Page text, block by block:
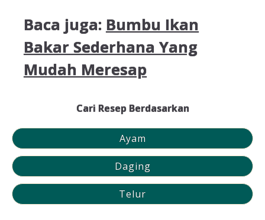
Baca juga: Bumbu Ikan
Bakar Sederhana Yang
Mudah Meresap
Cari Resep Berdasarkan
Ayam
Daging
Telur